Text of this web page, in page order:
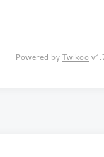
Powered by Twikoo